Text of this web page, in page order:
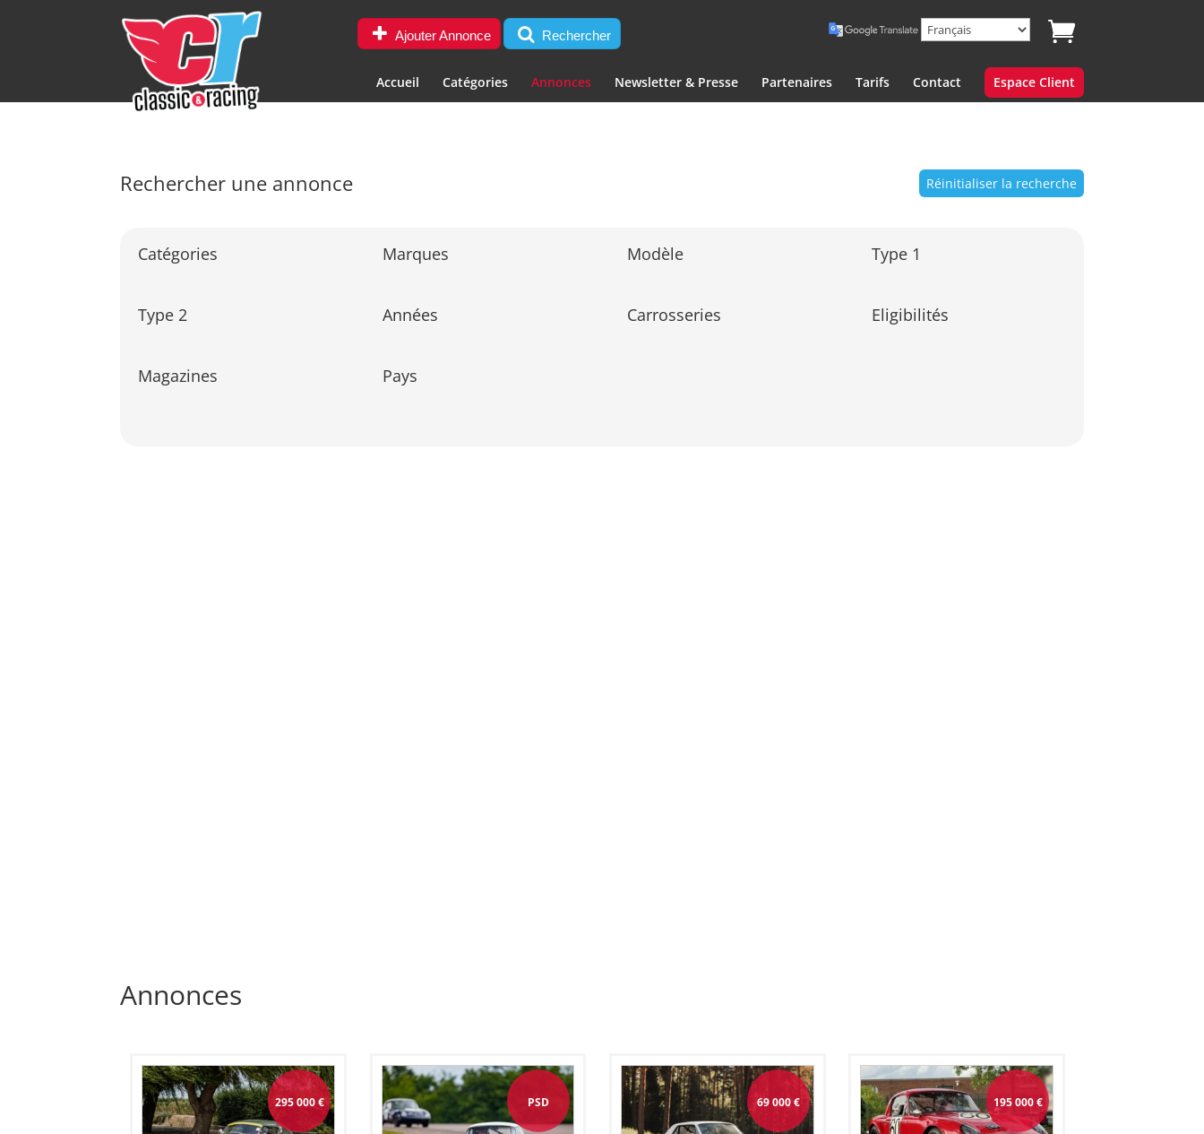
Ajouter Annonce Rechercher
Accueil Catégories Annonces Newsletter & Presse Partenaires Tarifs Contact Espace Client
Rechercher une annonce Réinitialiser la recherche
Catégories Marques Modèle Type 1
Type 2 Années Carrosseries Eligibilités
Magazines Pays
Annonces
295 000€ PSD 69 000€ 195 000€